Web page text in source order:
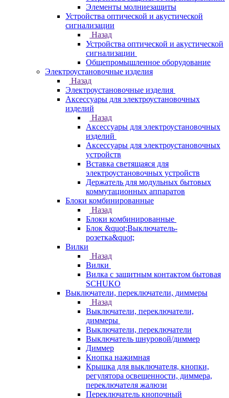
Элементы молниезащиты
Устройства оптической и акустической
сигнализации
Назад
Устройства оптической и акустической
сигнализации
Общепромышленное оборудование
Электроустановочные изделия
Назад
Электроустановочные изделия
Аксессуары для электроустановочных
изделий
Назад
Аксессуары для электроустановочных
изделий
Аксессуары для электроустановочных
устройств
Вставка светящаяся для
электроустановочных устройств
Держатель для модульных бытовых
коммутационных аппаратов
Блоки комбинированные
Назад
Блоки комбинированные
Блок &quot;Выключатель-
розетка&quot;
Вилки
Назад
Вилки
Вилка с защитным контактом бытовая
SCHUKO
Выключатели, переключатели, диммеры
Назад
Выключатели, переключатели,
диммеры
Выключатели, переключатели
Выключатель шнуровой/диммер
Диммер
Кнопка нажимная
Крышка для выключателя, кнопки,
регулятора освещенности, диммера,
переключателя жалюзи
Переключатель кнопочный